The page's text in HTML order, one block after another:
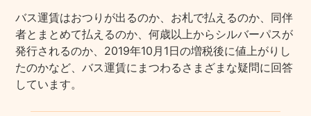
バス運賃はおつりが出るのか、お札で払えるのか、同伴
者とまとめて払えるのか、何歳以上からシルバーパスが
発行されるのか、2019年10月1日の増税後に値上がりし
たのかなど、バス運賃にまつわるさまざまな疑問に回答
しています。